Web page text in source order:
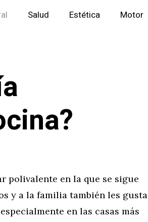
Salud Estética Motor
polivalente en la que se sigue
y a la familia también les gusta
en las casas más